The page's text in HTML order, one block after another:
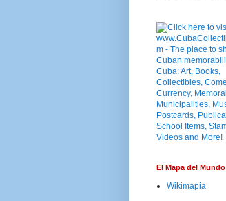
El Mapa del Mundo
Wikimapia